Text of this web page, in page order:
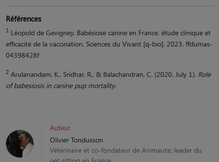
Références
1 Léopold de Gevigney. Babésiose canine en France, étude clinique et
efficacité de la vaccination. Sciences du Vivant [q-bio]. 2023. ffdumas-
04398428f
2 Arulanandam, K., Sridhar, R., & Balachandran, C. (2020, July 1). Role
of babesiosis in canine pup mortality.
Auteur
Olivier Tondusson
Vétérinaire et co-fondateur de Animaute, leader du
pet sitting en France.